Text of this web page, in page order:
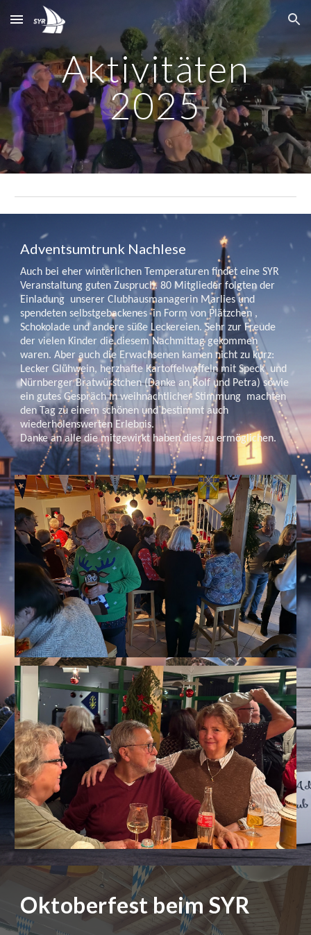
Skip to main content Skip to navigation
Aktivitäten
2025
Adventsumtrunk Nachlese
Auch bei eher winterlichen Temperaturen findet eine SYR
Veranstaltung guten Zuspruch. 80 Mitglieder folgten der
Einladung unserer Clubhausmanagerin Marlies und
spendeten selbstgebackenes in Form von Plätzchen ,
Schokolade und andere süße Leckereien. Sehr zur Freude
der vielen Kinder die diesem Nachmittag gekommen
waren. Aber auch die Erwachsenen kamen nicht zu kurz:
Lecker Glühwein, herzhafte Kartoffelwaffeln mit Speck und
Nürnberger Bratwürstchen (Danke an Rolf und Petra) sowie
ein gutes Gespräch in weihnachtlicher Stimmung machten
den Tag zu einem schönen und bestimmt auch
wiederholenswerten Erlebnis.
Danke an alle die mitgewirkt haben dies zu ermöglichen.
Oktoberfest beim SYR